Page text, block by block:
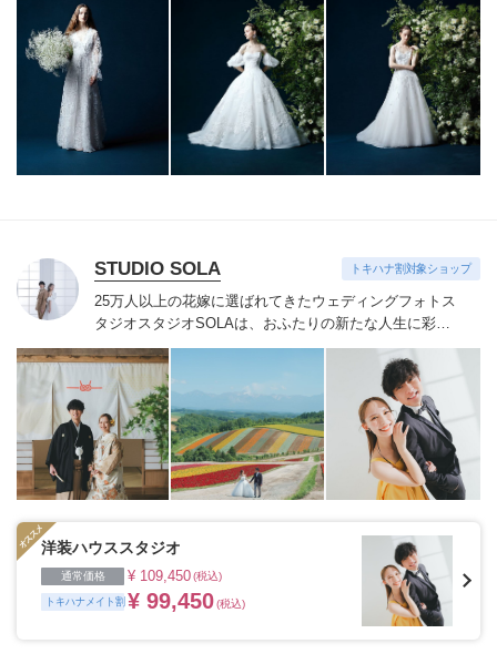
ス、ことばにならない想いさえも織り込みながら。衣裳
をあわせる時間は、結婚式のその日だけではなく、その
先もつづくおふたりの人生を彩る時間。らしく輝く、自
信とよろこびに満ちたすべての幸せの瞬間のために。そ
の人らしさという、変わらない美しさを 私たちは求め
つづけています。
STUDIO SOLA トキハナ割対象ショップ
25万人以上の花嫁に選ばれてきたウェディングフォトス
タジオ スタジオSOLAは、おふたりの新たな人生に彩り
を添える“最高のウェディングフォト”のお手伝いをさせ
ていただきます。
1枚の写真のチカラを信じて
洋装ハウススタジオ
通常価格 ¥ 109,450(税込)
トキハナメイト割 ¥ 99,450(税込)